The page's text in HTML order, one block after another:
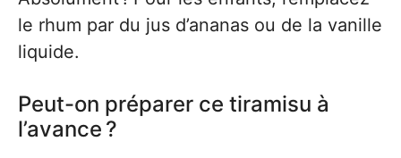
le rhum par du jus d’ananas ou de la vanille
liquide.
Peut-on préparer ce tiramisu à
l’avance ?